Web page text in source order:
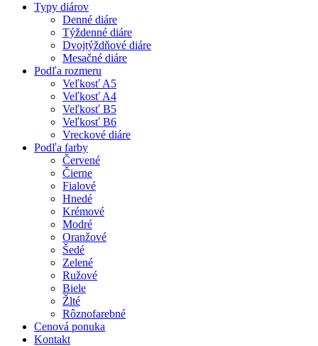
Typy diárov
Denné diáre
Týždenné diáre
Dvojtýždňové diáre
Mesačné diáre
Podľa rozmeru
Veľkosť A5
Veľkosť A4
Veľkosť B5
Veľkosť B6
Vreckové diáre
Podľa farby
Červené
Čierne
Fialové
Hnedé
Krémové
Modré
Oranžové
Šedé
Zelené
Ružové
Biele
Žlté
Rôznofarebné
Cenová ponuka
Kontakt